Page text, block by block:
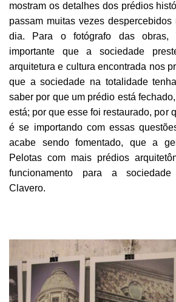
mostram os detalhes dos prédios
passam muitas vezes
dia. Para o fotógrafo das obras,
importante que a sociedade
arquitetura e cultura encontrada nos
que a sociedade na totalidade
saber por que um prédio está
está; por que esse foi restaurado, por
é se importando com essas
acabe sendo fomentado, que a
Pelotas com mais prédios
funcionamento para a sociedade
Clavero.